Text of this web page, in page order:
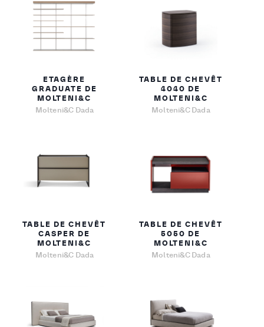
ETAGÈRE
GRADUATE DE
MOLTENI&C
Molteni&C Dada
TABLE DE CHEVÊT
4040 DE
MOLTENI&C
Molteni&C Dada
TABLE DE CHEVÊT
CASPER DE
MOLTENI&C
Molteni&C Dada
TABLE DE CHEVÊT
5050 DE
MOLTENI&C
Molteni&C Dada